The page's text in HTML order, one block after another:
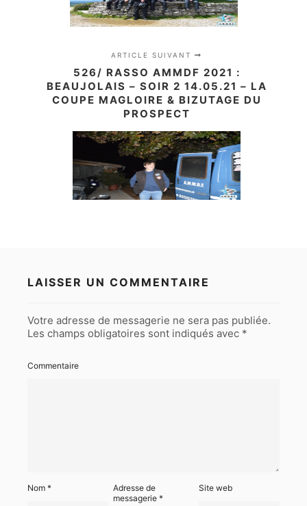
ARTICLE SUIVANT
526/ RASSO AMMDF 2021 :
BEAUJOLAIS – SOIR 2 14.05.21 – LA
COUPE MAGLOIRE & BIZUTAGE DU
PROSPECT
LAISSER UN COMMENTAIRE
Votre adresse de messagerie ne sera pas publiée.
Les champs obligatoires sont indiqués avec *
Commentaire
Nom *
Adresse de
messagerie*
Site web